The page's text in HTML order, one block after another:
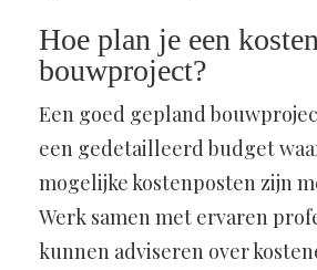
Hoe plan je een
bouwproject?
Een goed gepland
een gedetailleerd budget
mogelijke kostenposten zijn
Werk samen met ervaren
kunnen adviseren over